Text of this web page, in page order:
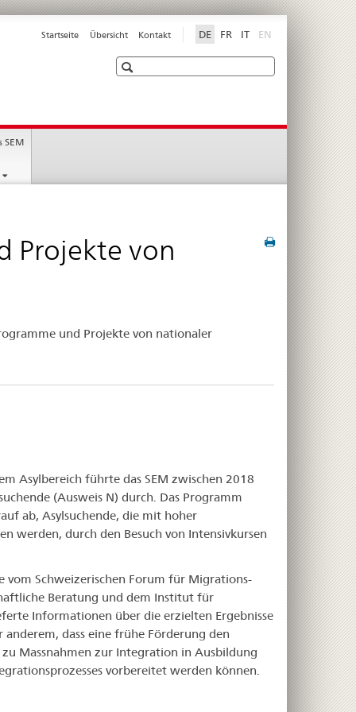
DE FR IT EN
Startseite Übersicht Kontakt
Suche
SEM
Projekte von
und Projekte von nationaler
Asylbereich führte das SEM zwischen 2018
(Ausweis N) durch. Das Programm
ab, Asylsuchende, die mit hoher
werden, durch den Besuch von Intensivkursen
vom Schweizerischen Forum für Migrations-
Beratung und dem Institut für
Informationen über die erzielten Ergebnisse
dass eine frühe Förderung den
Massnahmen zur Integration in Ausbildung
vorbereitet werden können.